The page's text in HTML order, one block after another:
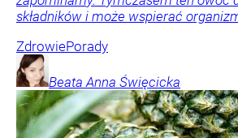
składników i może wspierać
ZdrowiePorady
Beata Anna Święcicka